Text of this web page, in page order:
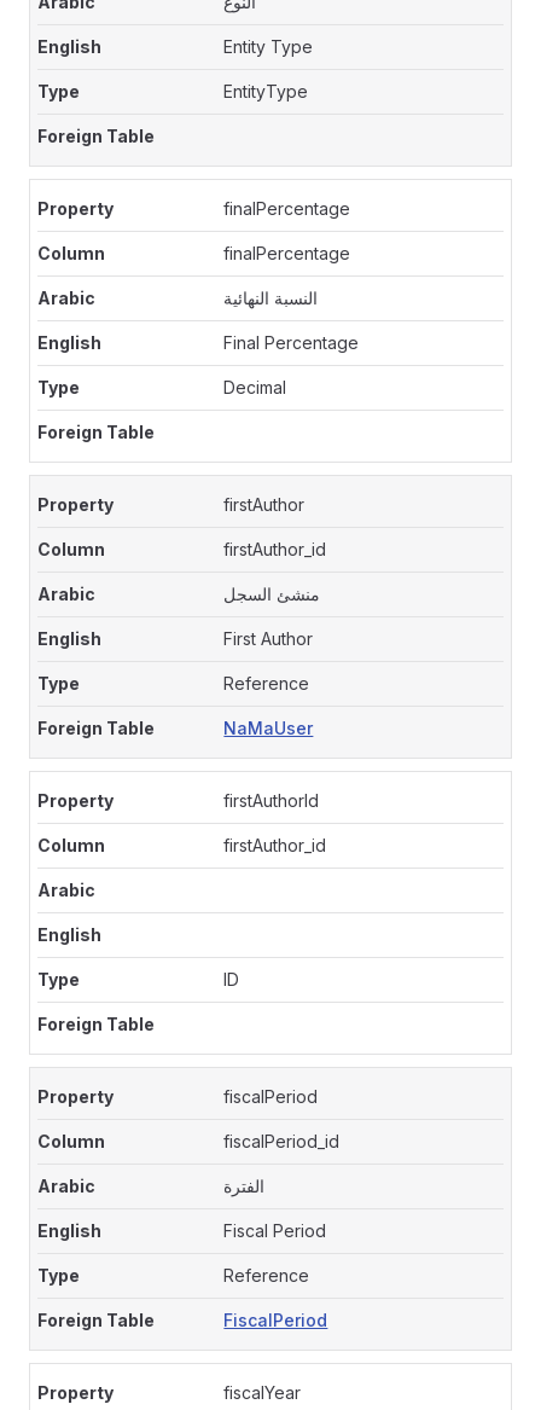
Entity Type
EntityType
finalPercentage
finalPercentage
النسبة النهائية
Final Percentage
Decimal
firstAuthor
firstAuthor_id
منشئ السجل
First Author
Reference
NaMaUser
firstAuthorId
firstAuthor_id
ID
fiscalPeriod
fiscalPeriod_id
الفترة
Fiscal Period
Reference
FiscalPeriod
fiscalYear